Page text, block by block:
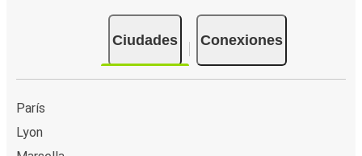
Ciudades Conexiones
París
Lyon